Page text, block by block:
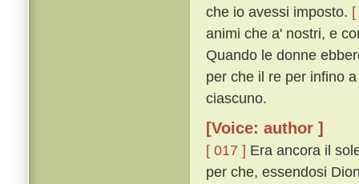
che io avessi imposto.
animi che a' nostri, e
Quando le donne
per che il re per infino
ciascuno.
[Voice: author ]
[ 017 ] Era ancora il
per che, essendosi